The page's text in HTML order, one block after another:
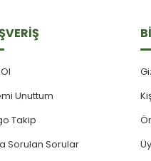
Unuttum
Takip
Sorulan Sorular